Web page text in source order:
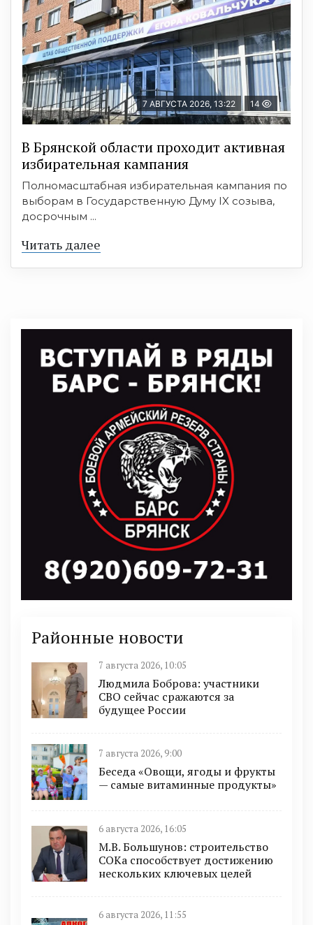
7 АВГУСТА 2026, 13:22 14
В Брянской области проходит активная
избирательная кампания
Полномасштабная избирательная кампания по
выборам в Государственную Думу IX созыва,
досрочным ...
Читать далее
Районные новости
7 августа 2026, 10:05
Людмила Боброва: участники
СВО сейчас сражаются за
будущее России
7 августа 2026, 9:00
Беседа «Овощи, ягоды и фрукты
— самые витаминные продукты»
6 августа 2026, 16:05
М.В. Большунов: строительство
СОКа способствует достижению
нескольких ключевых целей
6 августа 2026, 11:55